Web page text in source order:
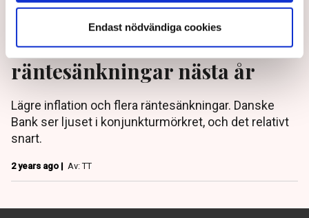
Endast nödvändiga cookies
Ny prognos – tre
räntesänkningar nästa år
Lägre inflation och flera räntesänkningar. Danske
Bank ser ljuset i konjunkturmörkret, och det relativt
snart.
2 years ago | Av: TT